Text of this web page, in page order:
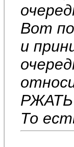
Вот
и
РЖАТЬ
То